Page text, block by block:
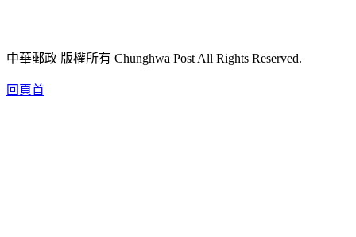
中華郵政 版權所有 Chunghwa Post All Rights Reserved.
回頁首